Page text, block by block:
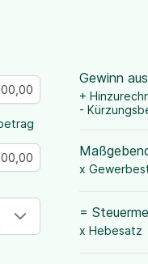
Gewinn
+
-
x
=
x Hebesatz